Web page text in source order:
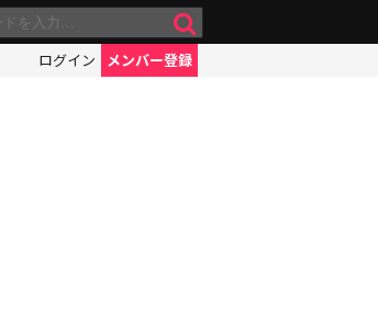
ログイン メンバー登録